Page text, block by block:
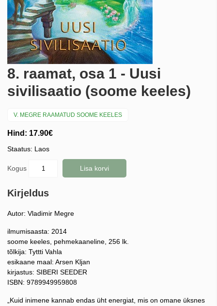
8. raamat, osa 1 - Uusi
sivilisaatio (soome keeles)
V. MEGRE RAAMATUD SOOME KEELES
Hind: 17.90€
Staatus: Laos
Kogus Lisa korvi
Kirjeldus
Autor: Vladimir Megre
ilmumisaasta: 2014
soome keeles, pehmekaaneline, 256 lk.
tõlkija: Tyttti Vahla
esikaane maal: Arsen Kljan
kirjastus: SIBERI SEEDER
ISBN: 9789949959808
„Kuid inimene kannab endas üht energiat, mis on omane üksnes